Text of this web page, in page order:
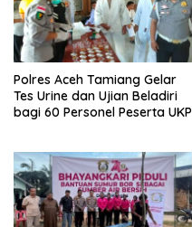
Polres Aceh Tamiang Gelar
Tes Urine dan Ujian Beladiri
bagi 60 Personel Peserta UKP